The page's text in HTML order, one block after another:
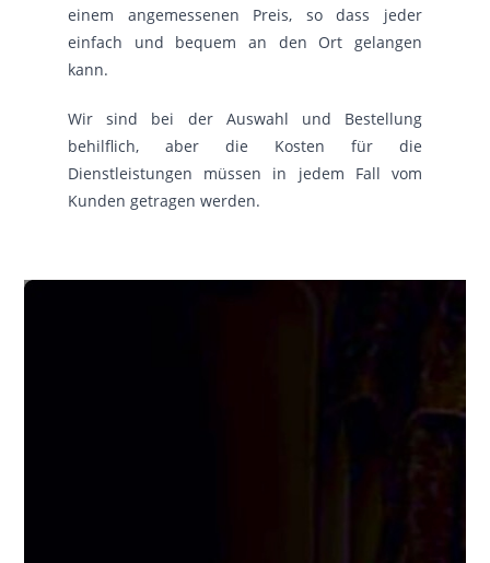
einem angemessenen Preis, so dass jeder
einfach und bequem an den Ort gelangen
kann.
Wir sind bei der Auswahl und Bestellung
behilflich, aber die Kosten für die
Dienstleistungen müssen in jedem Fall vom
Kunden getragen werden.